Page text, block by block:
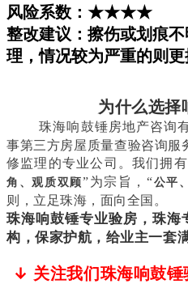
风险系数：★★★★
整改建议：擦伤或划痕
理，情况较为严重的则更
为什么选择
珠海响鼓锤房地产咨询
事第三方房屋质量查验咨询服
修监理的专业公司。我们拥
角、观质双顾”为宗旨，“公平
则，立足珠海，面向全国。
珠海响鼓锤专业验房，珠
构，保家护航，给业主一套
↓ 关注我们珠海响鼓